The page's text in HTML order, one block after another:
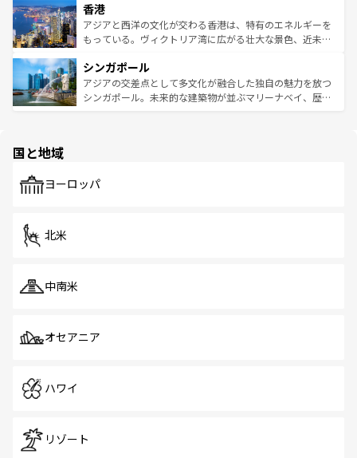
とつ。フォーやバインミー、ベトナムコーヒーなどは、ぜ
ひ現地で味わいたい。どの地域を訪れてもあたたかい人々
が旅行者を迎えてくれるので、きっと忘れられない旅にな
参照してほしい。
の活気が交差している。北部ではチェンマイなどの山岳地
帯で自然と触れ合い、南部ではプーケットやクラビの美し
いビーチでリゾート気分を楽しむことができる。タイ料理
激する。気候は一年中温暖で、どの季節にも異なる楽しみ
が待っている。親しみやすいタイの人々、仏教を中心とし
た文化、そして多様な観光資源が、訪れる旅人を魅了し続
香港
アジアと西洋の文化が交わる香港は、特有のエネルギーを
もっている。ヴィクトリア湾に広がる壮大な景色、近未来
み、どこを訪れても感動するはず。観光スポットが密集し
ており、効率よく見どころを回れるのも魅力。息をのむよ
うな絶景から文化的な体験まで、香港を存分に楽しみ尽く
シンガポール
アジアの交差点として多文化が融合した独自の魅力を放つ
シンガポール。未来的な建築物が並ぶマリーナベイ、歴史
で、ホーカーズは地元の風情を楽しめる外せないスポット
国と地域
ヨーロッパ
北米
中南米
オセアニア
ハワイ
リゾート